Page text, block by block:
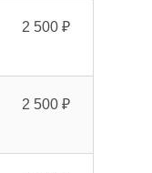
2 500 ₽
2 500 ₽